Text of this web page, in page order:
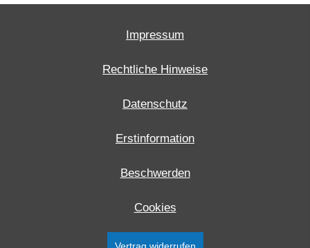
Impressum
Rechtliche Hinweise
Datenschutz
Erstinformation
Beschwerden
Cookies